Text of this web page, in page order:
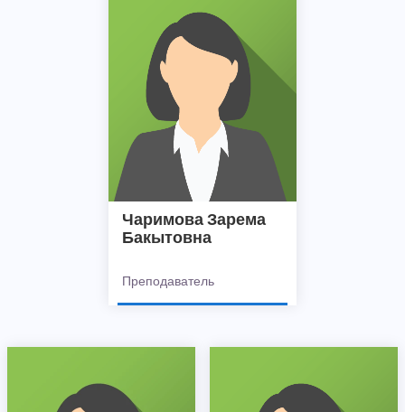
Чаримова Зарема
Бакытовна
Преподаватель